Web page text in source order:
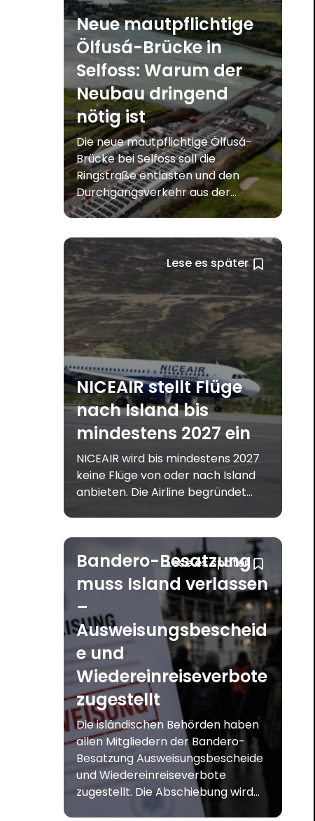
Neue mautpflichtige
Ölfusá-Brücke in
Selfoss: Warum der
Neubau dringend
nötig ist
Die neue mautpflichtige Ölfusá-
Brücke bei Selfoss soll die
Ringstraße entlasten und den
Durchgangsverkehr aus der...
Lese es später
NICEAIR stellt Flüge
nach Island bis
mindestens 2027 ein
NICEAIR wird bis mindestens 2027
keine Flüge von oder nach Island
anbieten. Die Airline begründet...
Lese es später
Bandero-Besatzung
muss Island verlassen
–
Ausweisungsbescheid
e und
Wiedereinreiseverbote
zugestellt
Die isländischen Behörden haben
allen Mitgliedern der Bandero-
Besatzung Ausweisungsbescheide
und Wiedereinreiseverbote
zugestellt. Die Abschiebung wird...